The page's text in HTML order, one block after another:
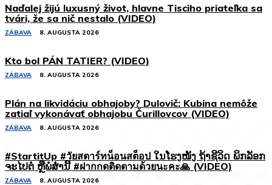
Naďalej žijú luxusný život, hlavne Tisciho priateľka sa
tvári, že sa nič nestalo (VIDEO)
ZÁBAVA 8. AUGUSTA 2026
Kto bol PÁN TATIER? (VIDEO)
ZÁBAVA 8. AUGUSTA 2026
Plán na likvidáciu obhajoby? Dulovič: Kubina nemôže
zatiaľ vykonávať obhajobu Čurillovcov (VIDEO)
ZÁBAVA 8. AUGUSTA 2026
#StartitUp #วัยสตาร์ทน็อนสต็อป ໃນໂຮງໜັງ ຖ້າຊີວິດ ພິກລັອກ
ຈະໄປຕໍ່ ຫຼືພໍສໍ່ານີ້ #ฝากกดติดตามด้วยนะคะ🙏 (VIDEO)
ZÁBAVA 8. AUGUSTA 2026